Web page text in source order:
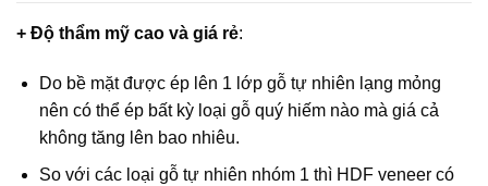
+ Độ thẩm mỹ cao và giá rẻ:
Do bề mặt được ép lên 1 lớp gỗ tự nhiên lạng mỏng
nên có thể ép bất kỳ loại gỗ quý hiếm nào mà giá cả
không tăng lên bao nhiêu.
So với các loại gỗ tự nhiên nhóm 1 thì HDF veneer có